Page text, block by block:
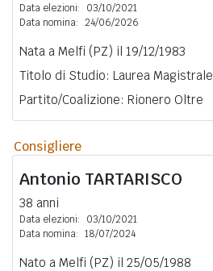
Data elezioni:
03/10/2021
Data nomina: 24/06/2026
Nata a Melfi (PZ) il 19/12/1983
Titolo di Studio: Laurea Magistrale
Partito/Coalizione: Rionero Oltre
Consigliere
Antonio TARTARISCO
38 anni
Data elezioni:
03/10/2021
Data nomina: 18/07/2024
Nato a Melfi (PZ) il 25/05/1988